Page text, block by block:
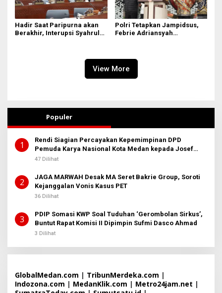
Hadir Saat Paripurna akan
Berakhir, Interupsi Syahrul
Polri Tetapkan Jampidsus,
Febrie Adriansyah
View More
Populer
1
Rendi Siagian Percayakan Kepemimpinan DPD
Pemuda Karya Nasional Kota Medan kepada Josef
Sembiring
47 Dilihat
2
JAGA MARWAH Desak MA Seret Bakrie Group, Soroti
Kejanggalan Vonis Kasus PET
36 Dilihat
3
PDIP Somasi KWP Soal Tuduhan ‘Gerombolan Sirkus’,
Buntut Rapat Komisi II Dipimpin Sufmi Dasco Ahmad
3 Dilihat
GlobalMedan.com | TribunMerdeka.com |
Indozona.com | MedanKlik.com | Metro24jam.net |